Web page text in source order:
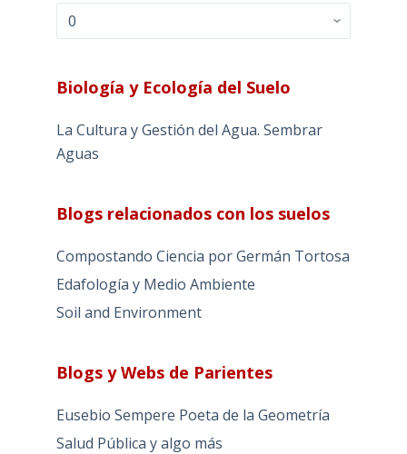
Archivos
Biología y Ecología del Suelo
La Cultura y Gestión del Agua. Sembrar
Aguas
Blogs relacionados con los suelos
Compostando Ciencia por Germán Tortosa
Edafología y Medio Ambiente
Soil and Environment
Blogs y Webs de Parientes
Eusebio Sempere Poeta de la Geometría
Salud Pública y algo más